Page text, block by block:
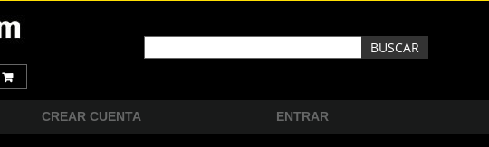
CREAR CUENTA ENTRAR